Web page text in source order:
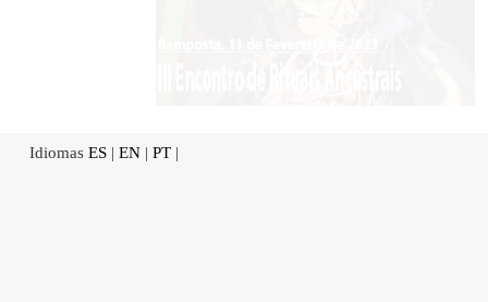
Idiomas ES | EN | PT |